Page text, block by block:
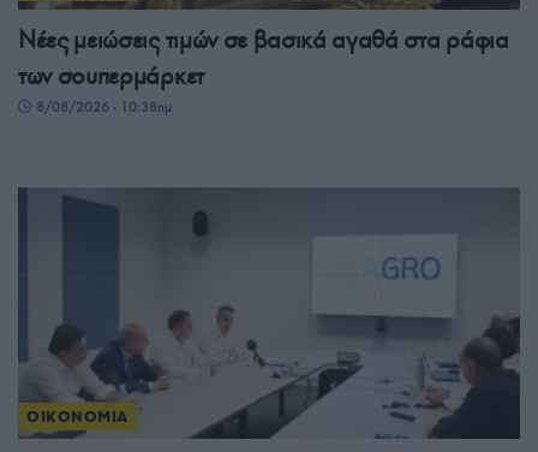
Νέες μειώσεις τιμών σε βασικά αγαθά στα ράφια
των σουπερμάρκετ
8/08/2026 - 10:38πμ
ΟΙΚΟΝΟΜΙΑ